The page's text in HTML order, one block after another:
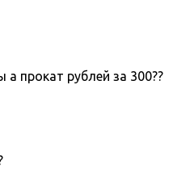
а прокат рублей за 300??